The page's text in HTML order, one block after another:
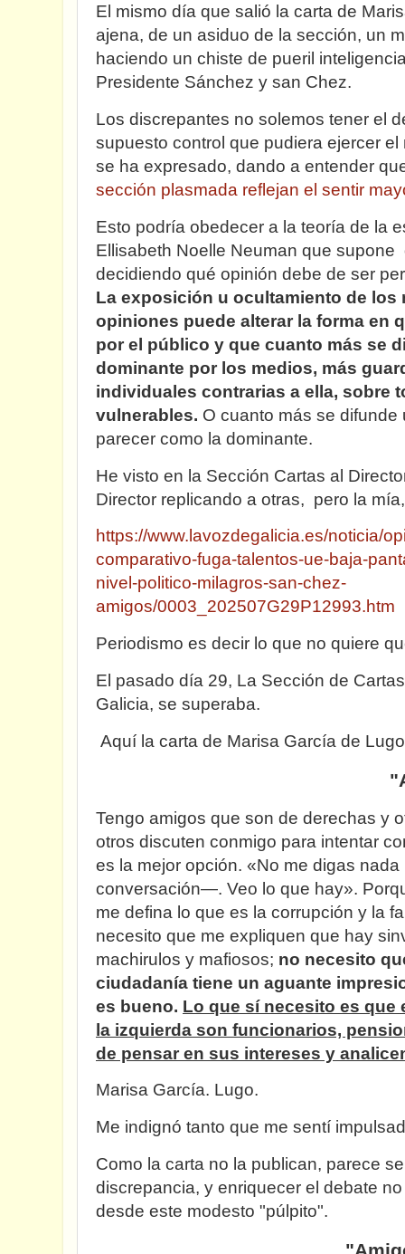
El mismo día que salió la carta de
ajena, de un asiduo de la sección, un
haciendo un chiste de pueril
Presidente Sánchez y san Chez.
Los discrepantes no solemos tener el
supuesto control que pudiera ejercer
se ha expresado, dando a entender
sección plasmada reflejan el sentir
Esto podría obedecer a la teoría de la
Ellisabeth Noelle Neuman que
decidiendo qué opinión debe de ser
La exposición u ocultamiento de los
opiniones puede alterar la forma en
por el público y que cuanto más se
dominante por los medios, más
individuales contrarias a ella, sobre
vulnerables. O cuanto más se
parecer como la dominante.
He visto en la Sección Cartas al
Director replicando a otras, pero la
https://www.lavozdegalicia.es/noticia/
comparativo-fuga-talentos-ue-baja-
nivel-politico-milagros-san-chez-
amigos/0003_202507G29P12993.htm
Periodismo es decir lo que no quiere
El pasado día 29, La Sección de
Galicia, se superaba.
Aquí la carta de Marisa García de
Tengo amigos que son de derechas y
otros discuten conmigo para intentar
es la mejor opción. «No me digas
conversación—. Veo lo que hay».
me defina lo que es la corrupción y la
necesito que me expliquen que hay
machirulos y mafiosos; no necesito
ciudadanía tiene un aguante
es bueno. Lo que sí necesito es que
la izquierda son funcionarios,
de pensar en sus intereses y
Marisa García. Lugo.
Me indignó tanto que me sentí
Como la carta no la publican, parece
discrepancia, y enriquecer el debate
desde este modesto "púlpito".